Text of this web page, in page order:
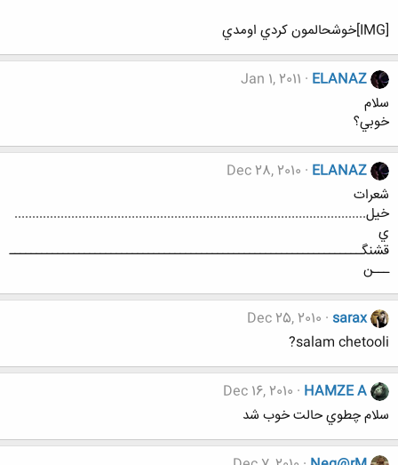
[IMG]خوشحالمون كردي اومدي
ELANAZ
Jan 1, 2011
سلام
خوبي؟
ELANAZ
Dec 28, 2010
شعرات
خيل...................................................................................................
ي
قشنگــــــــــــــــــــــــــــــــــــــــــــــــــــــــــــــــــ
ـــن
sarax
Dec 25, 2010
salam chetooli?
HAMZE A
Dec 16, 2010
سلام چطوي حالت خوب شد